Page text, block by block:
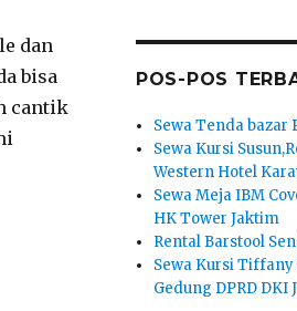
dan
bisa
cantik
POS-POS
Sewa Tenda bazar
Sewa Kursi
Western Hotel
Sewa Meja IBM
HK Tower Jaktim
Rental Barstool
Sewa Kursi Tiffany
Gedung DPRD DKI